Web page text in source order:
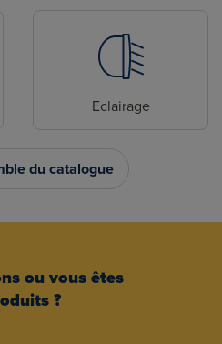
Eclairage
du catalogue
ou vous êtes
?